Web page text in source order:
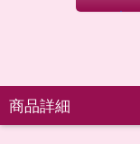
商品詳細